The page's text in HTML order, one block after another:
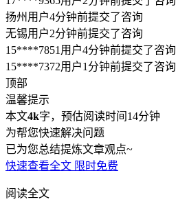
扬州用户4分钟前提交了咨询
无锡用户2分钟前提交了咨询
15****7851用户4分钟前提交了咨询
15****7372用户1分钟前提交了咨询
顶部
温馨提示
本文4k字，预估阅读时间14分钟
为帮您快速解决问题
已为您总结提炼文章观点~
快速查看全文 限时免费
阅读全文